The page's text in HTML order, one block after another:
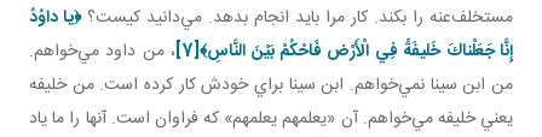
مستخلف‌عنه را بکند. کار مرا بايد انجام بدهد. مي‌دانيد کيست؟﴿يا داوُدُ
إِنَّا جَعَلْناكَ خَليفَةً فِي الْأَرْض فَاحْكُمْ بَيْنَ النَّاسِ﴾[7]
، من داود مي‌خواهم.
من ابن سينا نمي‌خواهم. ابن سينا براي خودش کار کرده است. من خليفه
يعني خليفه مي‌خواهم. آن «يعلمهم يعلمهم» که فراوان است. آنها را ما ياد